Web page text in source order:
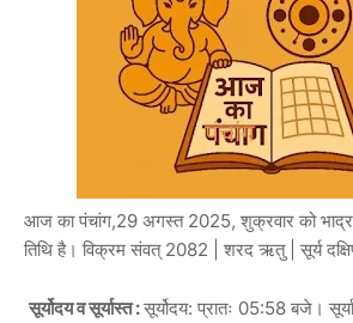
आज का पंचांग,29 अगस्त 2025, शुक्रवार को
तिथि है। विक्रम संवत् 2082 | शरद ऋतु | सूर्य
सूर्योदय व सूर्यास्त :सूर्योदय: प्रातः 05:58 बजे।